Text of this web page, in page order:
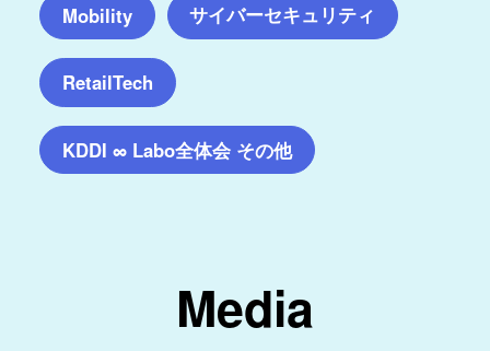
Mobility サイバーセキュリティ
RetailTech
KDDI ∞ Labo全体会 その他
Media